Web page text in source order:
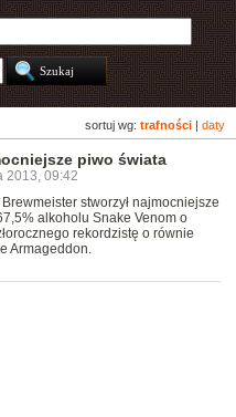
sortuj wg: trafności daty
piwo świata
2013, 09:42
stworzył najmocniejsze
alkoholu Snake Venom o
rekordzistę o równie
Armageddon.